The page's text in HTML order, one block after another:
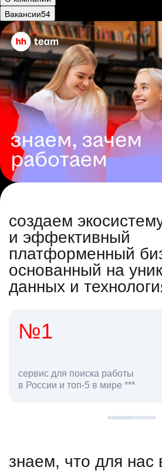
Вакансии54
создаем
и эффективный
платформенный
основанный на
данных и
4,5
средняя оценка hh.ru как
знаем, что для нас